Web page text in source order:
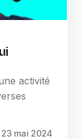
activité
23 mai 2024